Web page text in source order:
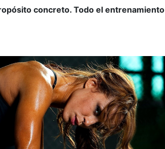
concreto. Todo el entrenamiento